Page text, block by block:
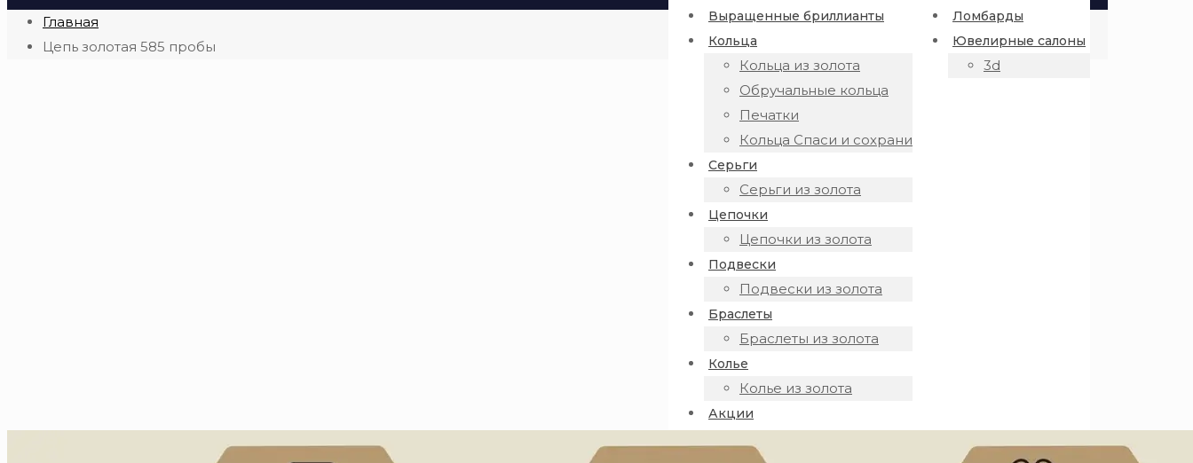
Выращенные бриллианты
Кольца
Кольца из золота
Обручальные кольца
Печатки
Кольца Спаси и сохрани
Серьги
Серьги из золота
Цепочки
Цепочки из золота
Подвески
Подвески из золота
Браслеты
Браслеты из золота
Колье
Колье из золота
Акции
Ломбарды
Ювелирные салоны
3d
Главная
Цепь золотая 585 пробы